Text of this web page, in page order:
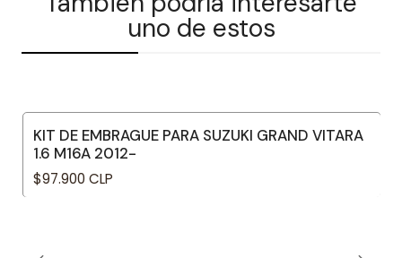
uno de estos
KIT DE EMBRAGUE PARA SUZUKI GRAND VITARA
1.6 M16A 2012-
$97.900 CLP